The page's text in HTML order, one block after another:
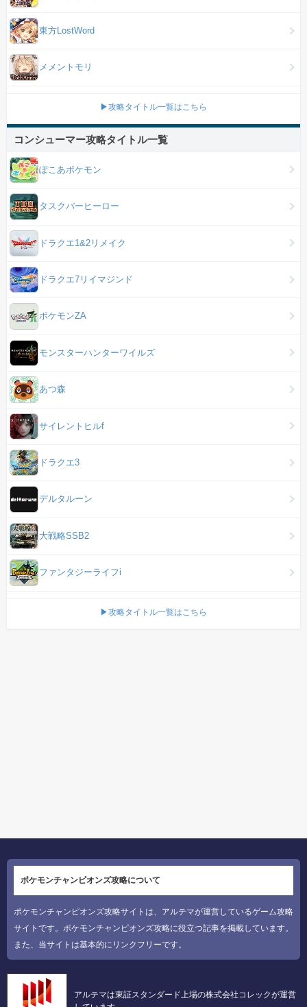
東方LostWord
メメントモリ
▶攻略タイトル一覧はこちら
コンシューマー攻略タイトル一覧
ぽこあポケモン
タスクバーヒーロー
ドラクエ1&2リメイク
ドラクエ7リイマジンド
ポケモンZA
モンスターハンターワイルズ
あつ森
サイレントヒルf
ドラクエ3
デルタルーン
大戦略SSB2
ファンタジーライフi
▶攻略タイトル一覧はこちら
ポケモンチャンピオンズ攻略について
ポケモンチャンピオンズ攻略サイトは、アルテマが運営しているゲーム攻略
サイトです。ポケモンチャンピオンズ攻略に役立つ記事を掲載しています。
また、当サイトは基本的にリンクフリーです。
アルテマは東証スタンダード上場の株式会社コレックが運営